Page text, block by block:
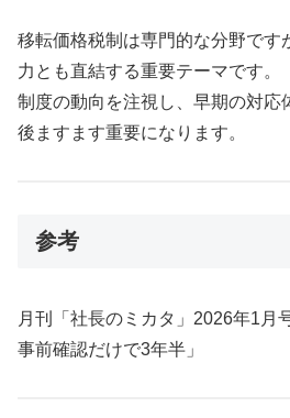
移転価格税制は専門的な分野です
力とも直結する重要テーマです。
制度の動向を注視し、早期の対応
後ますます重要になります。
参考
月刊「社長のミカタ」2026年1月
事前確認だけで3年半」